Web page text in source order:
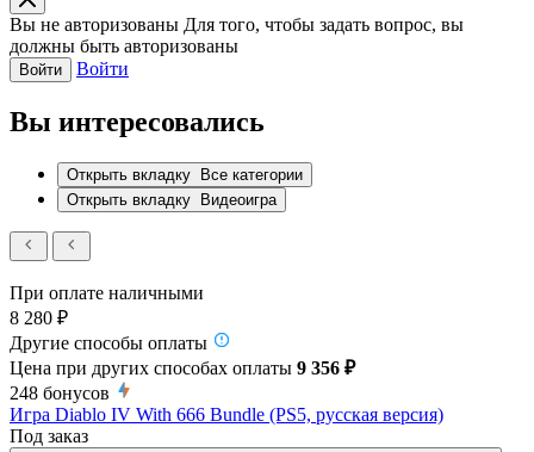
Вы не авторизованы Для того, чтобы задать вопрос, вы
должны быть авторизованы
Войти Войти
Вы интересовались
Открыть вкладку
Все категории
Открыть вкладку
Видеоигра
При оплате наличными
8 280 ₽
Другие способы оплаты
Цена при других способах оплаты 9 356 ₽
248 бонусов
Игра Diablo IV With 666 Bundle (PS5, русская версия)
Под заказ